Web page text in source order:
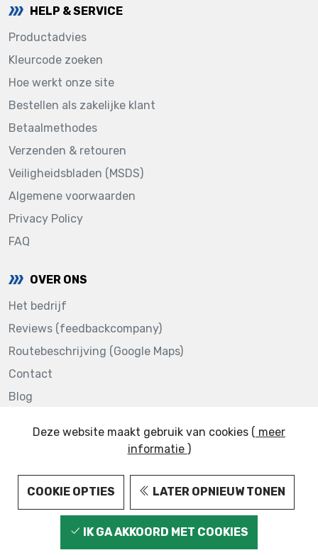
HELP & SERVICE
Productadvies
Kleurcode zoeken
Hoe werkt onze site
Bestellen als zakelijke klant
Betaalmethodes
Verzenden & retouren
Veiligheidsbladen (MSDS)
Algemene voorwaarden
Privacy Policy
FAQ
OVER ONS
Het bedrijf
Reviews (feedbackcompany)
Routebeschrijving (Google Maps)
Contact
Blog
Deze website maakt gebruik van cookies ( meer
informatie )
COOKIE OPTIES LATER OPNIEUW TONEN
IK GA AKKOORD MET COOKIES